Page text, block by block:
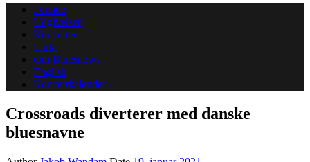
Forside
Udgivelser
Koncerter
Links
Om Bluesnews
English
Koncertkalender
Crossroads diverterer med danske
bluesnavne